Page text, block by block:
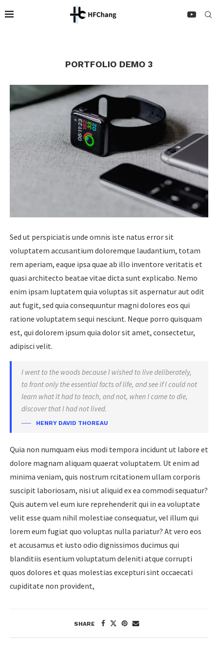
PORTFOLIO DEMO 3
Sed ut perspiciatis unde omnis iste natus error sit
voluptatem accusantium doloremque laudantium, totam
rem aperiam, eaque ipsa quae ab illo inventore veritatis et
quasi architecto beatae vitae dicta sunt explicabo. Nemo
enim ipsam luptatem quia voluptas sit aspernatur aut odit
aut fugit, sed quia consequuntur magni dolores eos qui
ratione voluptatem sequi nesciunt. Neque porro quisquam
est, qui dolorem ipsum quia dolor sit amet, consectetur,
adipisci velit.
I went to the woods because I wished to live deliberately,
to front only the essential facts of life, and see if I could not
learn what it had to teach, and not, when I came to die,
discover that I had not lived.
HENRY DAVID THOREAU
Quia non numquam eius modi tempora incidunt ut labore et
dolore magnam aliquam quaerat voluptatem. Ut enim ad
minima veniam, quis nostrum rcitationem ullam corporis
suscipit laboriosam, nisi ut aliquid ex ea commodi sequatur?
Quis autem vel eum iure reprehenderit qui in ea voluptate
velit esse quam nihil molestiae consequatur, vel illum qui
lorem eum fugiat quo voluptas nulla pariatur? At vero eos
et accusamus et iusto odio dignissimos ducimus qui
blanditiis esentium voluptatum deleniti atque corrupti
quos dolores et quas molestias excepturi sint occaecati
cupiditate non provident,
SHARE